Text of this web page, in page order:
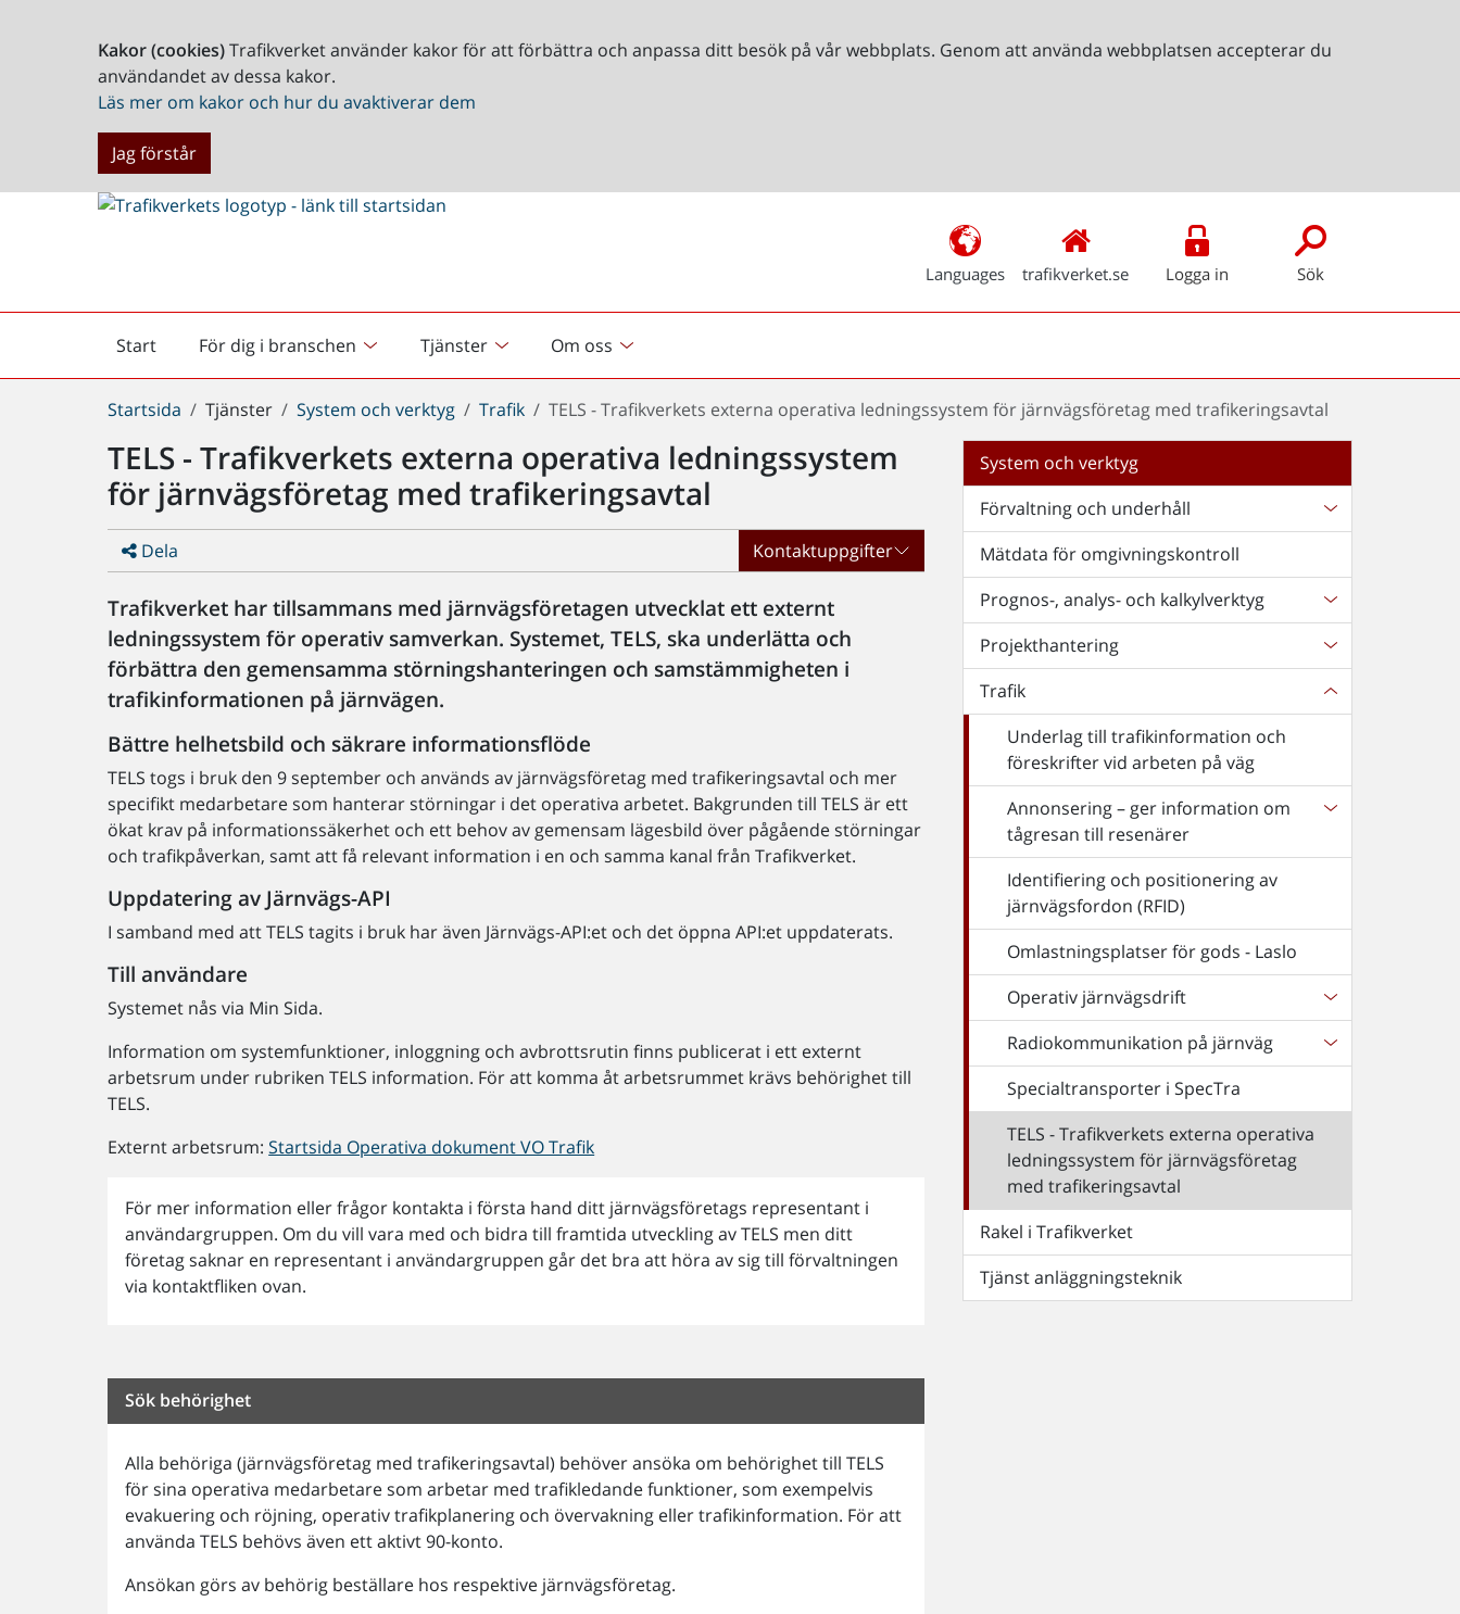
Kakor (cookies)Trafikverket använder kakor för att förbättra och anpassa ditt besök på vår webbplats. Genom att använda webbplatsen accepterar du
användandet av dessa kakor.
Läs mer om kakor och hur du avaktiverar dem
Jag förstår
Languages trafikverket.se Logga in Sök
Start
Startsida För dig i branschen Tjänster Om oss
Du
här:
Startsida Tjänster System och verktyg Trafik TELS - Trafikverkets externa operativa ledningssystem för järnvägsföretag med trafikeringsavtal
TELS - Trafikverkets externa operativa ledningssystem
för järnvägsföretag med trafikeringsavtal
Dela Kontaktuppgifter
Trafikverket har tillsammans med järnvägsföretagen utvecklat ett externt
ledningssystem för operativ samverkan. Systemet, TELS, ska underlätta och
förbättra den gemensamma störningshanteringen och samstämmigheten i
trafikinformationen på järnvägen.
Bättre helhetsbild och säkrare informationsflöde
TELS togs i bruk den 9 september och används av järnvägsföretag med trafikeringsavtal och mer
specifikt medarbetare som hanterar störningar i det operativa arbetet. Bakgrunden till TELS är ett
ökat krav på informationssäkerhet och ett behov av gemensam lägesbild över pågående störningar
och trafikpåverkan, samt att få relevant information i en och samma kanal från Trafikverket.
Uppdatering av Järnvägs-API
I samband med att TELS tagits i bruk har även Järnvägs-API:et och det öppna API:et uppdaterats.
Till användare
Systemet nås via Min Sida.
Information om systemfunktioner, inloggning och avbrottsrutin finns publicerat i ett externt
arbetsrum under rubriken TELS information. För att komma åt arbetsrummet krävs behörighet till
TELS.
Externt arbetsrum:Startsida Operativa dokument VO Trafik
För mer information eller frågor kontakta i första hand ditt järnvägsföretags representant i
användargruppen. Om du vill vara med och bidra till framtida utveckling av TELS men ditt
företag saknar en representant i användargruppen går det bra att höra av sig till förvaltningen
via kontaktfliken ovan.
Sök behörighet
Alla behöriga (järnvägsföretag med trafikeringsavtal) behöver ansöka om behörighet till TELS
för sina operativa medarbetare som arbetar med trafikledande funktioner, som exempelvis
evakuering och röjning, operativ trafikplanering och övervakning eller trafikinformation. För att
använda TELS behövs även ett aktivt 90-konto.
Ansökan görs av behörig beställare hos respektive järnvägsföretag.
System och verktyg
Förvaltning och underhåll
Mätdata för omgivningskontroll
Prognos-, analys- och kalkylverktyg
Projekthantering
Trafik
Underlag till trafikinformation och
föreskrifter vid arbeten på väg
Annonsering – ger information om
tågresan till resenärer
Identifiering och positionering av
järnvägsfordon (RFID)
Omlastningsplatser för gods - Laslo
Operativ järnvägsdrift
Radiokommunikation på järnväg
Specialtransporter i SpecTra
TELS - Trafikverkets externa operativa
ledningssystem för järnvägsföretag
med trafikeringsavtal
Rakel i Trafikverket
Tjänst anläggningsteknik